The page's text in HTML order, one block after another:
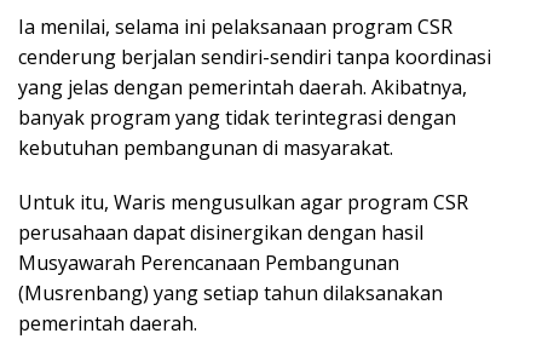
Ia menilai, selama ini pelaksanaan program CSR
cenderung berjalan sendiri-sendiri tanpa koordinasi
yang jelas dengan pemerintah daerah. Akibatnya,
banyak program yang tidak terintegrasi dengan
kebutuhan pembangunan di masyarakat.
Untuk itu, Waris mengusulkan agar program CSR
perusahaan dapat disinergikan dengan hasil
Musyawarah Perencanaan Pembangunan
(Musrenbang) yang setiap tahun dilaksanakan
pemerintah daerah.